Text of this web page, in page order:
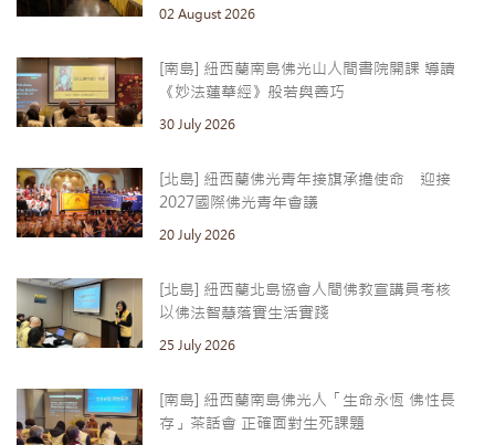
02 August 2026
[南島] 紐西蘭南島佛光山人間書院開課 導讀
《妙法蓮華經》般若與善巧
30 July 2026
[北島] 紐西蘭佛光青年接旗承擔使命 迎接
2027國際佛光青年會議
20 July 2026
[北島] 紐西蘭北島協會人間佛教宣講員考核
以佛法智慧落實生活實踐
25 July 2026
[南島] 紐西蘭南島佛光人「生命永恆 佛性長
存」茶話會 正確面對生死課題